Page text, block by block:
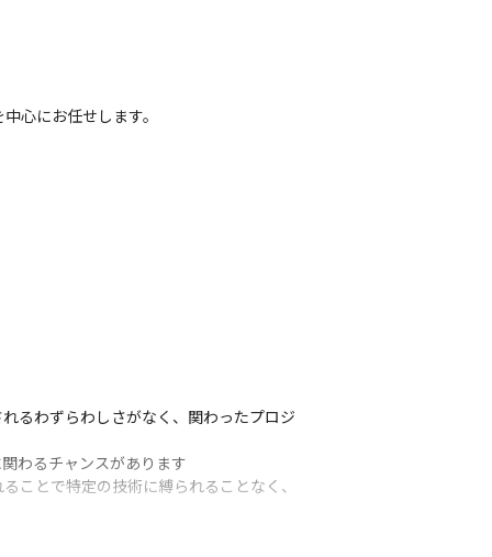
心にお任せします。
るわずらわしさがなく、関わったプロジ
わるチャンスがあります
ことで特定の技術に縛られることなく、